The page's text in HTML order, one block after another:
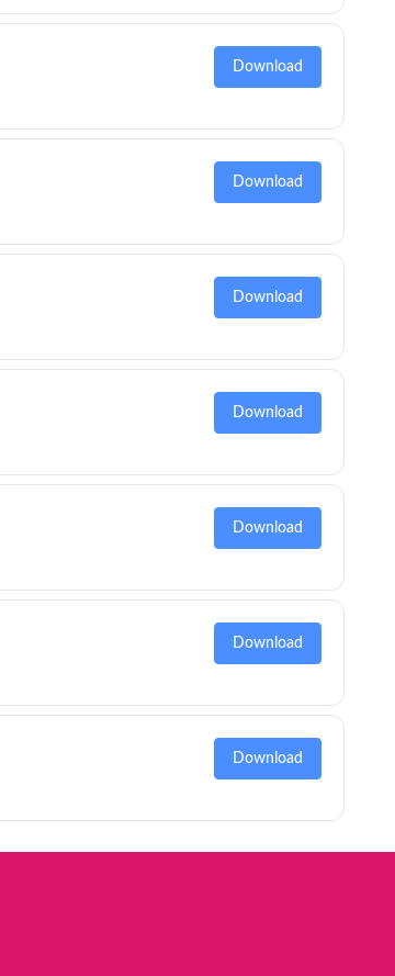
Download
Download
Download
Download
Download
Download
Download